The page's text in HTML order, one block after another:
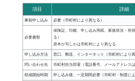
項目 詳細
事前申し込み 必要（市町村により異なる）
必要書類
保険証、印鑑、申し込み用紙、家族状況・所
る）
原本か写しかは市町村により異なる
申し込み方法 窓口、郵送、インターネット（市町村により異
問い合わせ先 市町村担当部署（電話番号、メールアドレス
助成開始時期 申し込み後、一定期間必要（市町村・制度によ